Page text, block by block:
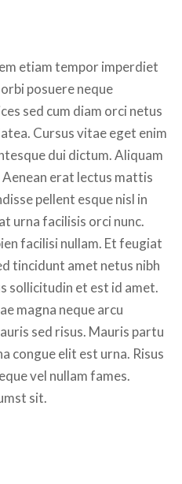
etiam tempor imperdiet
posuere neque
sed cum diam orci netus
Cursus vitae eget enim
dui dictum. Aliquam
erat lectus mattis
pellent esque nisl in
urna facilisis orci nunc.
facilisi nullam. Et feugiat
tincidunt amet netus nibh
sollicitudin et est id amet.
magna neque arcu
sed risus. Mauris partu
congue elit est urna. Risus
vel nullam fames.
sit.